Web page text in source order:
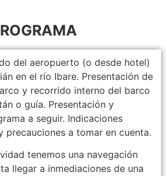
del aeropuerto (o desde hotel)
en el río Ibare. Presentación de
y recorrido interno del barco
o guía. Presentación y
a seguir. Indicaciones
precauciones a tomar en cuenta.
tenemos una navegación
llegar a inmediaciones de una